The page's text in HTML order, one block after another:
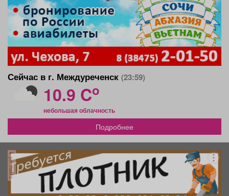
Сейчас в г. Междуреченск (23:59)
10.9 Co
небольшая облачность
Подробнее
реклама